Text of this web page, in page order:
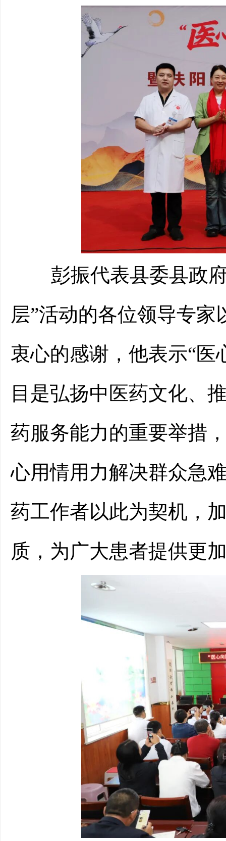
彭振代表县委县政
层”活动的各位领导专家
衷心的感谢 ， 他表示“医
目 是弘扬中医药文化、
药服务能力的重要举措
心用情用力解决群众急
药工作者以此为契机，
质，为广大患者提供更